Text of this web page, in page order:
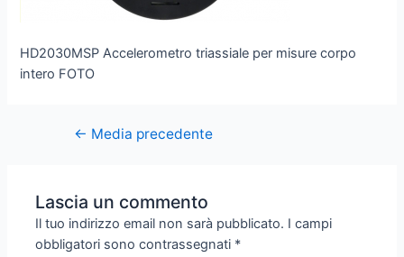
HD2030MSP Accelerometro triassiale per misure corpo
intero FOTO
← Media precedente
Lascia un commento
Il tuo indirizzo email non sarà pubblicato. I campi
obbligatori sono contrassegnati *